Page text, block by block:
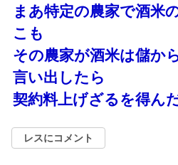
まあ特定の農家で酒米
こも
その農家が酒米は儲か
言い出したら
契約料上げざるを得ん
レスにコメント